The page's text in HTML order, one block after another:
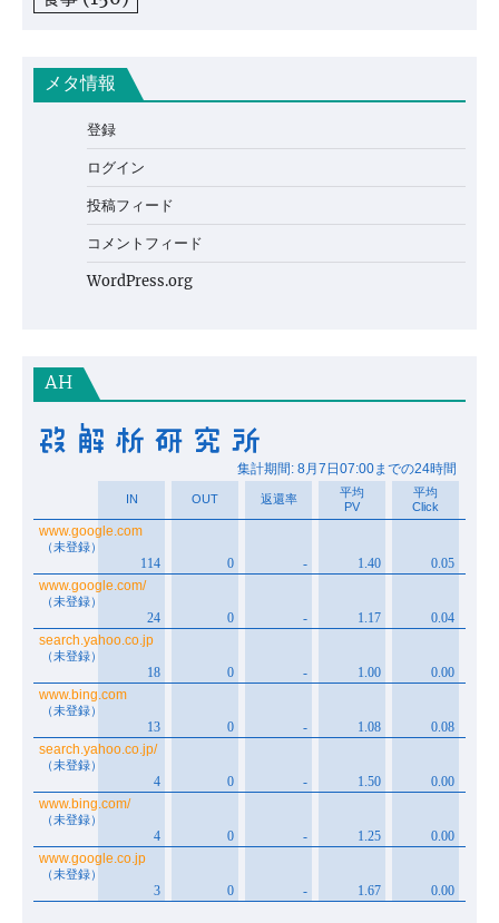
メタ情報
登録
ログイン
投稿フィード
コメントフィード
WordPress.org
AH